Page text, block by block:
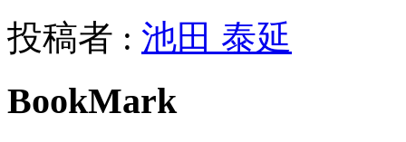
投稿者 : 池田 泰延
BookMark